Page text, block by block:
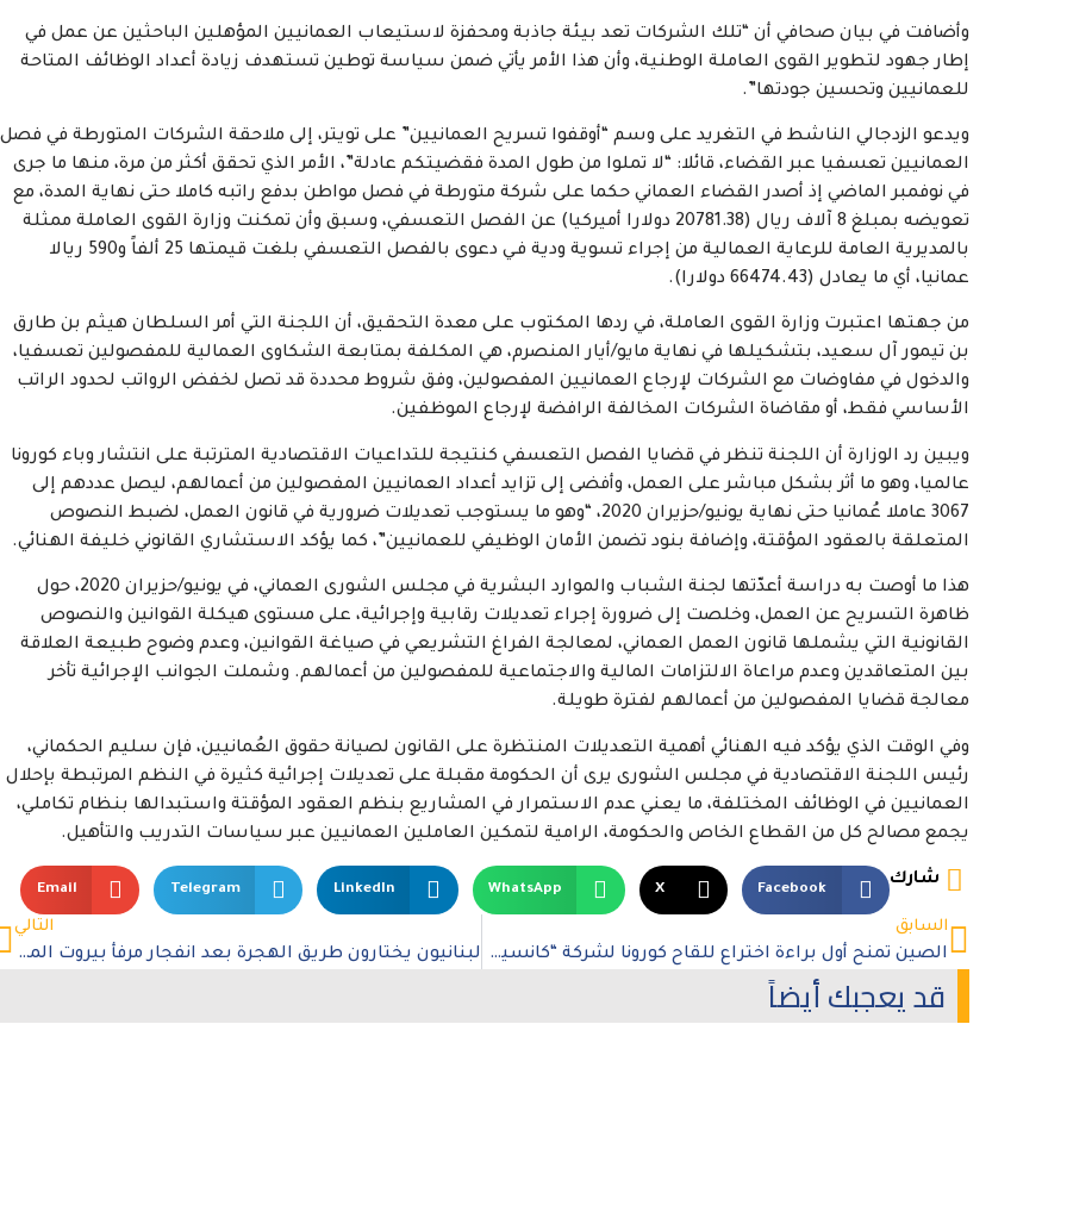
وأضافت في بيان صحافي أن “تلك الشركات تعد بيئة جاذبة ومحفزة لاستيعاب العمانيين المؤهلين الباحثين عن عمل في
إطار جهود لتطوير القوى العاملة الوطنية، وأن هذا الأمر يأتي ضمن سياسة توطين تستهدف زيادة أعداد الوظائف المتاحة
للعمانيين وتحسين جودتها”.
ويدعو الزدجالي الناشط في التغريد على وسم “أوقفوا تسريح العمانيين” على تويتر، إلى ملاحقة الشركات المتورطة في فصل
العمانيين تعسفيا عبر القضاء، قائلا: “لا تملوا من طول المدة فقضيتكم عادلة”، الأمر الذي تحقق أكثر من مرة، منها ما جرى
في نوفمبر الماضي إذ أصدر القضاء العماني حكما على شركة متورطة في فصل مواطن بدفع راتبه كاملا حتى نهاية المدة، مع
تعويضه بمبلغ 8 آلاف ريال (20781.38 دولارا أميركيا) عن الفصل التعسفي، وسبق وأن تمكنت وزارة القوى العاملة ممثلة
بالمديرية العامة للرعاية العمالية من إجراء تسوية ودية فـي دعوى بالفصل التعسفي بلغت قيمتها 25 ألفاً و590 ريالا
عمانيا، أي ما يعادل (66474.43 دولارا).
من جهتها اعتبرت وزارة القوى العاملة، في ردها المكتوب على معدة التحقيق، أن اللجنة التي أمر السلطان هيثم بن طارق
بن تيمور آل سعيد، بتشكيلها في نهاية مايو/أيار المنصرم، هي المكلفة بمتابعة الشكاوى العمالية للمفصولين تعسفيا،
والدخول في مفاوضات مع الشركات لإرجاع العمانيين المفصولين، وفق شروط محددة قد تصل لخفض الرواتب لحدود الراتب
الأساسي فقط، أو مقاضاة الشركات المخالفة الرافضة لإرجاع الموظفين.
ويبين رد الوزارة أن اللجنة تنظر في قضايا الفصل التعسفي كنتيجة للتداعيات الاقتصادية المترتبة على انتشار وباء كورونا
عالميا، وهو ما أثر بشكل مباشر على العمل، وأفضى إلى تزايد أعداد العمانيين المفصولين من أعمالهم، ليصل عددهم إلى
3067 عاملا عُمانيا حتى نهاية يونيو/حزيران 2020، “وهو ما يستوجب تعديلات ضرورية في قانون العمل، لضبط النصوص
المتعلقة بالعقود المؤقتة، وإضافة بنود تضمن الأمان الوظيفي للعمانيين”، كما يؤكد الاستشاري القانوني خليفة الهنائي.
هذا ما أوصت به دراسة أعدّتها لجنة الشباب والموارد البشرية في مجلس الشورى العماني، في يونيو/حزيران 2020، حول
ظاهرة التسريح عن العمل، وخلصت إلى ضرورة إجراء تعديلات رقابية وإجرائية، على مستوى هيكلة القوانين والنصوص
القانونية التي يشملها قانون العمل العماني، لمعالجة الفراغ التشريعي في صياغة القوانين، وعدم وضوح طبيعة العلاقة
بين المتعاقدين وعدم مراعاة الالتزامات المالية والاجتماعية للمفصولين من أعمالهم. وشملت الجوانب الإجرائية تأخر
معالجة قضايا المفصولين من أعمالهم لفترة طويلة.
وفي الوقت الذي يؤكد فيه الهنائي أهمية التعديلات المنتظرة على القانون لصيانة حقوق العُمانيين، فإن سليم الحكماني،
رئيس اللجنة الاقتصادية في مجلس الشورى يرى أن الحكومة مقبلة على تعديلات إجرائية كثيرة في النظم المرتبطة بإحلال
العمانيين في الوظائف المختلفة، ما يعني عدم الاستمرار في المشاريع بنظم العقود المؤقتة واستبدالها بنظام تكاملي،
يجمع مصالح كل من القطاع الخاص والحكومة، الرامية لتمكين العاملين العمانيين عبر سياسات التدريب والتأهيل.
شارك
Facebook
X
WhatsApp
LinkedIn
Telegram
Email
السابق
الصين تمنح أول براءة اختراع للقاح كورونا لشركة “كانسينو”
التالي
لبنانيون يختارون طريق الهجرة بعد انفجار مرفأ بيروت المروّع
قد يعجبك أيضاً